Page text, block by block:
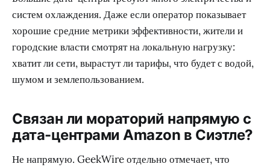
систем охлаждения. Даже если оператор показывает
хорошие средние метрики эффективности, жители и
городские власти смотрят на локальную нагрузку:
хватит ли сети, вырастут ли тарифы, что будет с водой,
шумом и землепользованием.
Связан ли мораторий напрямую с
дата-центрами Amazon в Сиэтле?
Не напрямую. GeekWire отдельно отмечает, что